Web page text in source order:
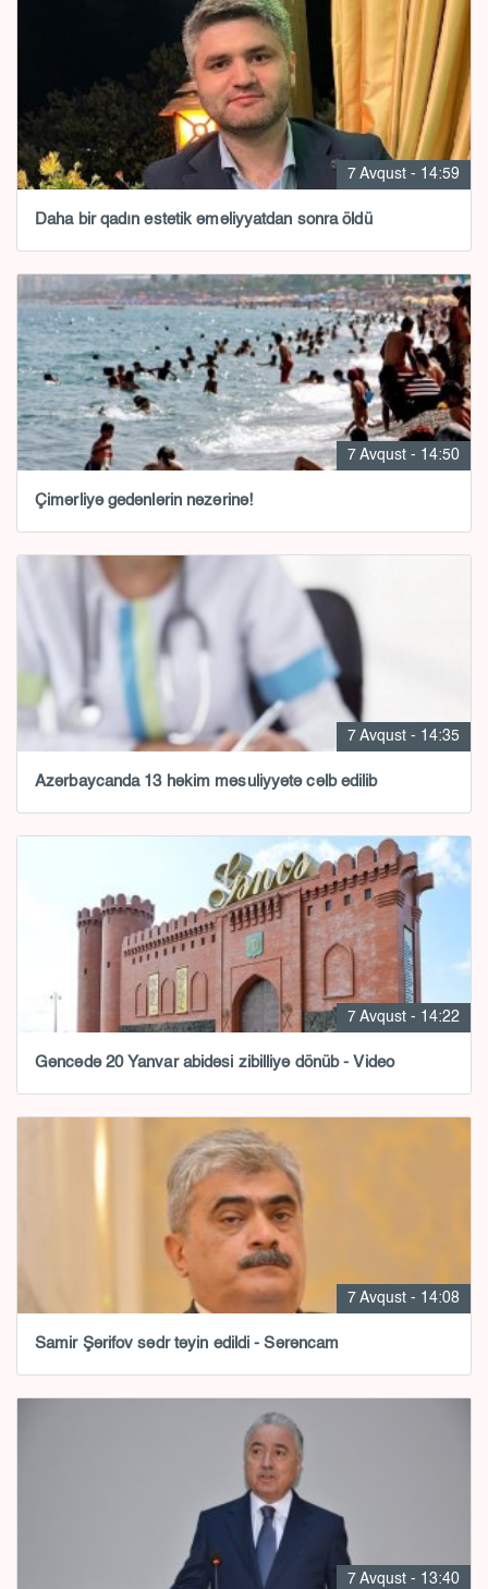
7 Avqust - 14:59
Daha bir qadın estetik əməliyyatdan sonra öldü
7 Avqust - 14:50
Çimərliyə gedənlərin nəzərinə!
7 Avqust - 14:35
Azərbaycanda 13 həkim məsuliyyətə cəlb edilib
7 Avqust - 14:22
Gəncədə 20 Yanvar abidəsi zibilliyə dönüb - Video
7 Avqust - 14:08
Samir Şərifov sədr təyin edildi - Sərəncam
7 Avqust - 13:40